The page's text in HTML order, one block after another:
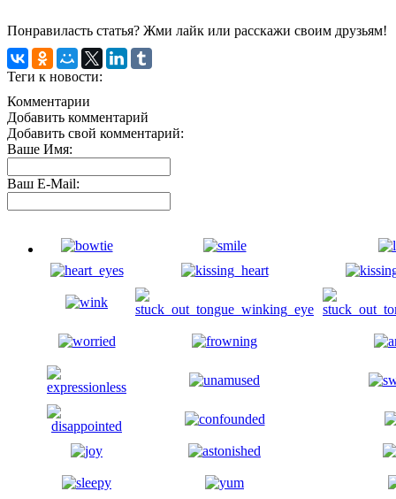
Понравиласть статья? Жми лайк или расскажи своим друзьям!
Теги к новости:
Комментарии
Добавить комментарий
Добавить свой комментарий:
Ваше Имя:
Ваш E-Mail: